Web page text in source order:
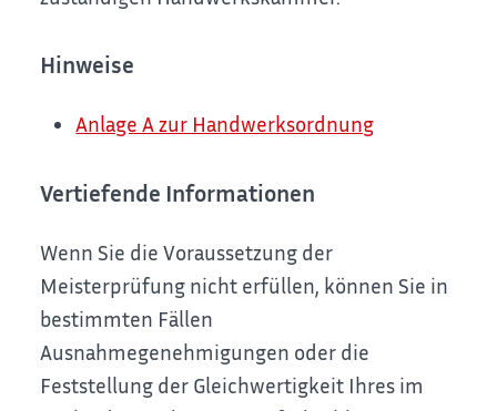
Hinweise
Anlage A zur Handwerksordnung
Vertiefende Informationen
Wenn Sie die Voraussetzung der
Meisterprüfung nicht erfüllen, können Sie in
bestimmten Fällen
Ausnahmegenehmigungen oder die
Feststellung der Gleichwertigkeit Ihres im